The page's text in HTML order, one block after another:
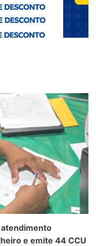
e emite 44 CCU